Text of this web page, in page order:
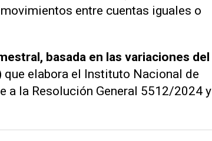
entre cuentas iguales o
basada en las variaciones del
que elabora el Instituto Nacional de
a la Resolución General 5512/2024 y